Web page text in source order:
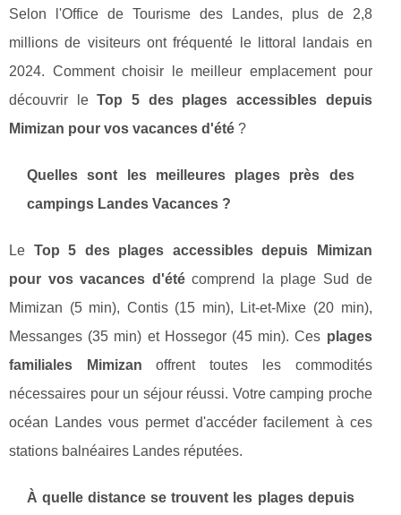
Selon l'Office de Tourisme des Landes, plus de 2,8
millions de visiteurs ont fréquenté le littoral landais en
2024. Comment choisir le meilleur emplacement pour
découvrir leTop 5 des plages accessibles depuis
Mimizan pour vos vacances d'été ?
Quelles sont les meilleures plages près des
campings Landes Vacances ?
Le Top 5 des plages accessibles depuis Mimizan
pour vos vacances d'étécomprend la plage Sud de
Mimizan (5 min), Contis (15 min), Lit-et-Mixe (20 min),
Messanges (35 min) et Hossegor (45 min). Ces plages
familiales Mimizan offrent toutes les commodités
nécessaires pour un séjour réussi. Votre camping proche
océan Landes vous permet d'accéder facilement à ces
stations balnéaires Landes réputées.
À quelle distance se trouvent les plages depuis